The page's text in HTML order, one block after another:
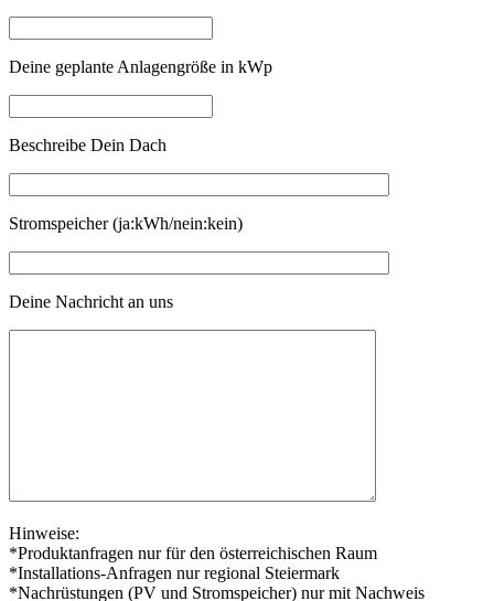
Deine geplante Anlagengröße in kWp
Beschreibe Dein Dach
Stromspeicher (ja:kWh/nein:kein)
Deine Nachricht an uns
Hinweise:
*Produktanfragen nur für den österreichischen Raum
*Installations-Anfragen nur regional Steiermark
*Nachrüstungen (PV und Stromspeicher) nur mit Nachweis